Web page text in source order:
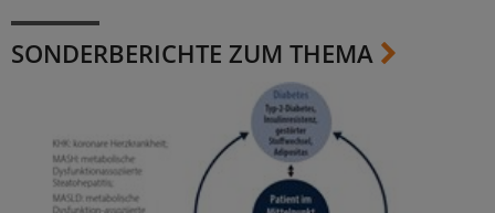
SONDERBERICHTE ZUM THEMA